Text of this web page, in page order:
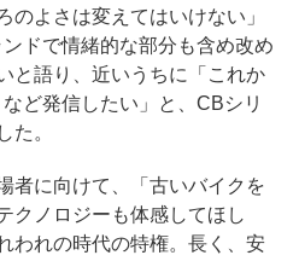
のよさは変えてはいけない」
ドで情緒的な部分も含め改め
と語り、近いうちに「これか
ど発信したい」と、CBシリ
た。
者に向けて、「古いバイクを
クノロジーも体感してほし
われの時代の特権。長く、安